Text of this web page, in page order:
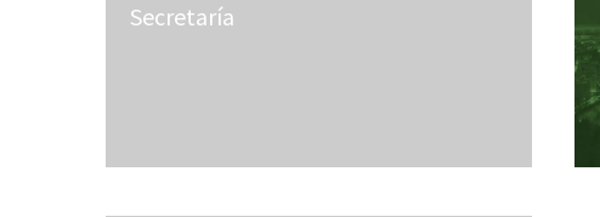
Secretaría